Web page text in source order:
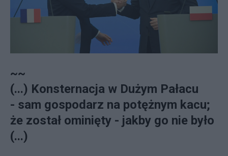
~~
(...) Konsternacja w Dużym Pałacu
- sam gospodarz na potężnym kacu;
że został ominięty - jakby go nie było
(...)